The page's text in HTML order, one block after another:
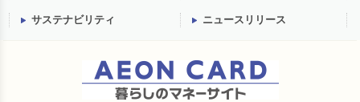
サステナビリティ ニュースリリース